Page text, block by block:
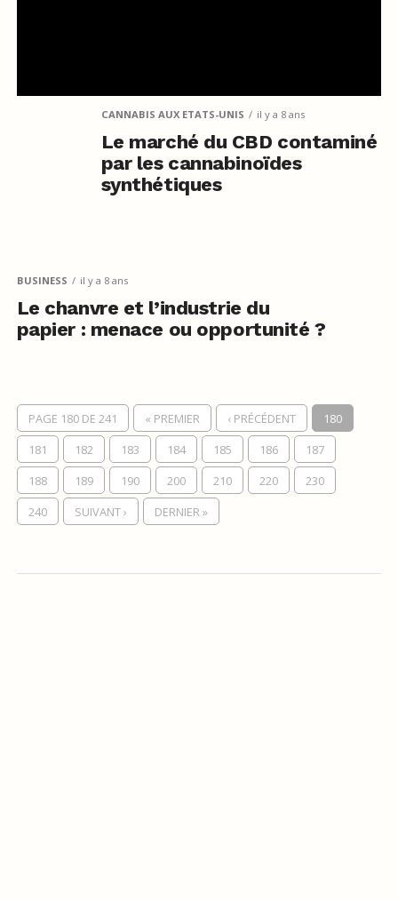
CANNABIS AUX ETATS-UNIS il y a 8 ans
Le marché du CBD contaminé
par les cannabinoïdes
synthétiques
BUSINESS il y a 8 ans
Le chanvre et l’industrie du
papier : menace ou opportunité ?
PAGE 180 DE 241 « PREMIER ‹ PRÉCÉDENT
180
181
182 183 184 185 186
187
188
189 190 200 210 220
230
240
SUIVANT › DERNIER »